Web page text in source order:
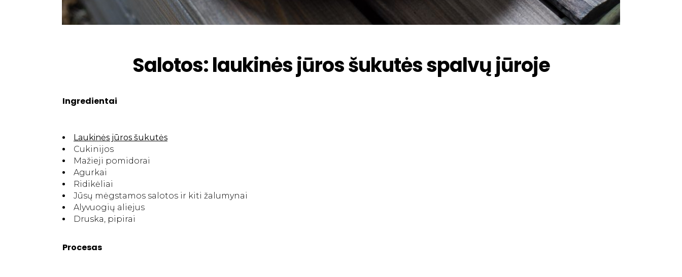
Salotos: laukinės jūros šukutės spalvų jūroje
Ingredientai
Laukinės jūros šukutės
Cukinijos
Mažieji pomidorai
Agurkai
Ridikėliai
Jūsų mėgstamos salotos ir kiti žalumynai
Alyvuogių aliejus
Druska, pipirai
Procesas